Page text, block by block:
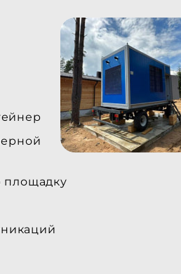
площадку